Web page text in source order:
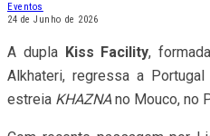
Eventos
24 de Junho de 2026
A dupla Kiss Facility,
Alkhateri, regressa a
estreia KHAZNAno Mouco, no